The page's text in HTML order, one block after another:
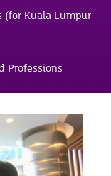
(for Kuala Lumpur
Professions